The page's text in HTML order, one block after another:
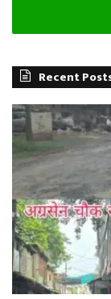
Recent